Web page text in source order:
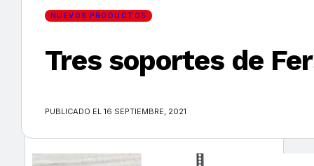
NUEVOS PRODUCTOS
Tres soportes de
PUBLICADO EL 16 SEPTIEMBRE, 2021